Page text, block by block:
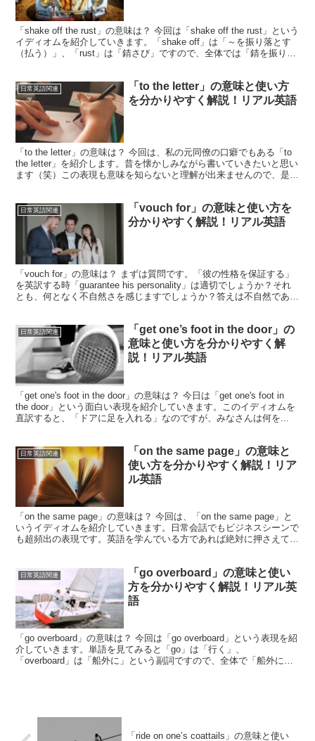
「shake off the rust」の意味は？ 今回は「shake off the rust」という
イディオムを紹介していきます。「shake off」は「～を振り落とす
（払う）」、「rust」は「錆さび」ですので、全体では「錆を振り
日常英語関連
「to the letter」の意味と使い方
を分かりやすく解説！リアル英語
「to the letter」の意味は？ 今回は、私の元同僚の口癖でもある「to
the letter」を紹介します。昔を懐かしみながら書いていきたいと思い
ます（笑）この表現も意味を知らないと理解が出来ませんので、是非
日常英語関連
「vouch for」の意味と使い方を
分かりやすく解説！リアル英語
「vouch for」の意味は？ まずは質問です。「彼の性格を保証する」
を英訳する時「guarantee his personality」は適切でしょうか？それ
とも、何となく不自然さを感じますでしょうか？答えは不自然であ
日常英語関連
「get one’s foot in the door」の
意味と使い方を分かりやすく解
説！リアル英語
「get one's foot in the door」の意味は？ 今日は「get one's foot in
the door」という面白い表現を紹介していきます。このイディオムを
直訳すると、「ドアに足を入れる」なのですが、みなさんは何を...
日常英語関連
「on the same page」の意味と
使い方を分かりやすく解説！リア
ル英語
「on the same page」の意味は？ 今回は、「on the same page」と
いうイディオムを紹介していきます。日常会話でもビジネスシーンで
も超頻出の表現です。英語を学んでいる方であれば絶対に押さえてお
日常英語関連
「go overboard」の意味と使い
方を分かりやすく解説！リアル英
語
「go overboard」の意味は？ 今回は「go overboard」という表現を紹
介していきます。単語を見てみると「go」は「行く」、
「overboard」は「船外に」という副詞ですので、全体で「船外に行
「ride on one’s coattails」の意味と使い